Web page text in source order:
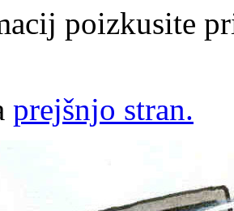
poizkusite
prejšnjo stran.